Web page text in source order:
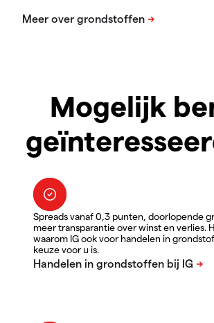
Mogelijk
Spreads vanaf 0,3 punten, doorlopende
meer transparantie over winst en verlies.
waarom IG ook voor handelen in
keuze voor u is.